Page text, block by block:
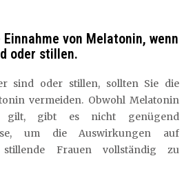
von Melatonin, wenn
oder stillen.
sind oder stillen, sollten Sie die
vermeiden. Obwohl Melatonin
gilt, gibt es nicht genügend
um die Auswirkungen auf
Frauen vollständig zu